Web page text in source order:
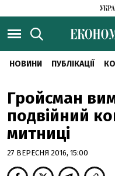
НОВИНИ ПУБЛІКАЦІЇ
Гройсман
подвійний
митниці
27 ВЕРЕСНЯ 2016, 15:00